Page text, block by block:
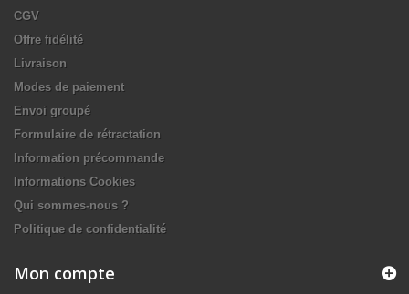
CGV
Offre fidélité
Livraison
Modes de paiement
Envoi groupé
Formulaire de rétractation
Information précommande
Informations Cookies
Qui sommes-nous ?
Politique de confidentialité
Mon compte